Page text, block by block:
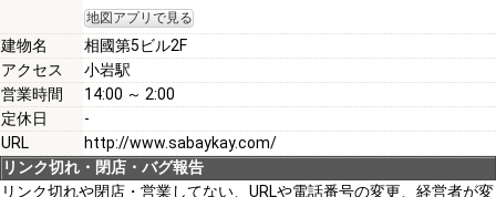
[必須]
[必須]
地図アプリで見る
建物名
相國第5ビル2F
アクセス
小岩駅
営業時間
14:00 ～ 2:00
定休日
-
URL
http://www.sabaykay.com/
リンク切れ・閉店・バグ報告
リンク切れや閉店・営業してない、URLや電話番号の変更、経営者が変